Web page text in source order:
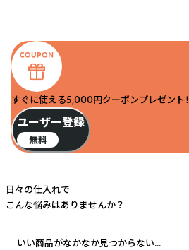
すぐに使える5,000円クーポンプレゼント！
ユーザー登録
無料
日々の仕入れで
こんな悩みはありませんか？
いい商品がなかなか見つからない...